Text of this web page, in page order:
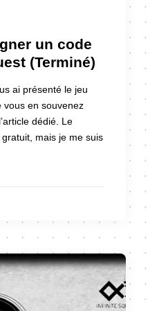
un code
(Terminé)
ai présenté le jeu
vous en souvenez
dédié. Le
mais je me suis